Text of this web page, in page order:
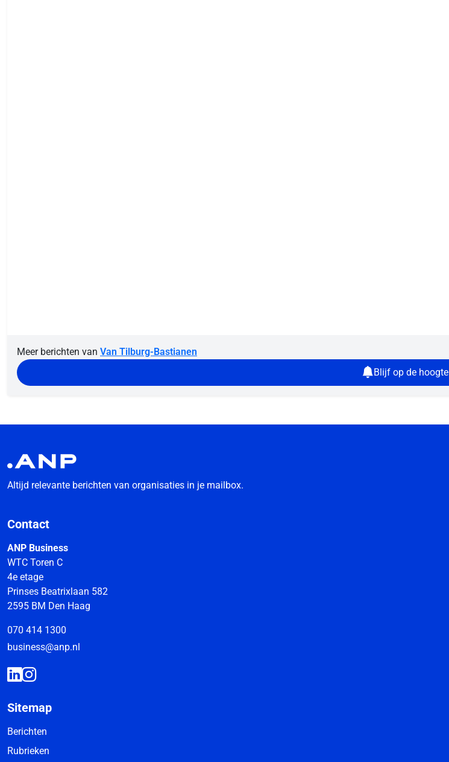
Meer berichten van Van Tilburg-Bastianen
Blijf op de hoogte
Altijd relevante berichten van organisaties in je mailbox.
Contact
ANP Business
WTC Toren C
4e etage
Prinses Beatrixlaan 582
2595 BM Den Haag
070 414 1300
business@anp.nl
Sitemap
Berichten
Rubrieken